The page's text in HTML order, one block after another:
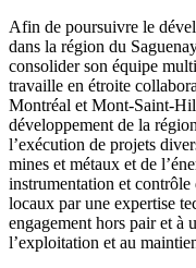
Afin de poursuivre le
dans la région du
consolider son équipe
travaille en étroite
Montréal et Mont-Saint-
développement de la
l’exécution de projets
mines et métaux et de
instrumentation et
locaux par une expertise
engagement hors pair et à
l’exploitation et au